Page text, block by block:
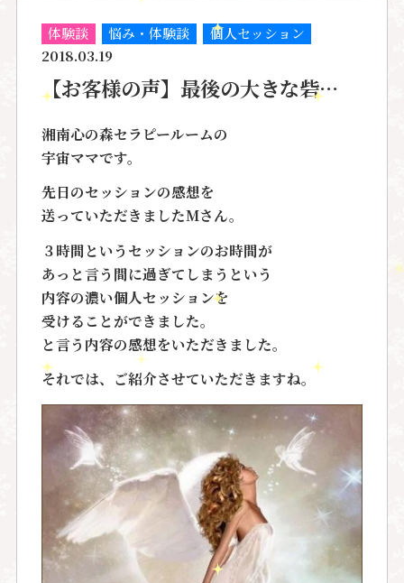
体験談 悩み・体験談
個人セッション
2018.03.19
【お客様の声】最後の大きな砦…
湘南心の森セラピールームの
宇宙ママです。
先日のセッションの感想を
送っていただきましたMさん。
３時間というセッションのお時間が
あっと言う間に過ぎてしまうという
内容の濃い個人セッションを
受けることができました。
と言う内容の感想をいただきました。
それでは、ご紹介させていただきますね。